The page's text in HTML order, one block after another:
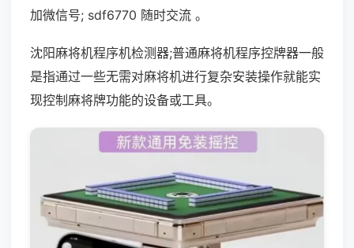
加微信号; sdf6770 随时交流 。
沈阳麻将机程序机检测器;普通麻将机程序控牌器一般
是指通过一些无需对麻将机进行复杂安装操作就能实
现控制麻将牌功能的设备或工具。